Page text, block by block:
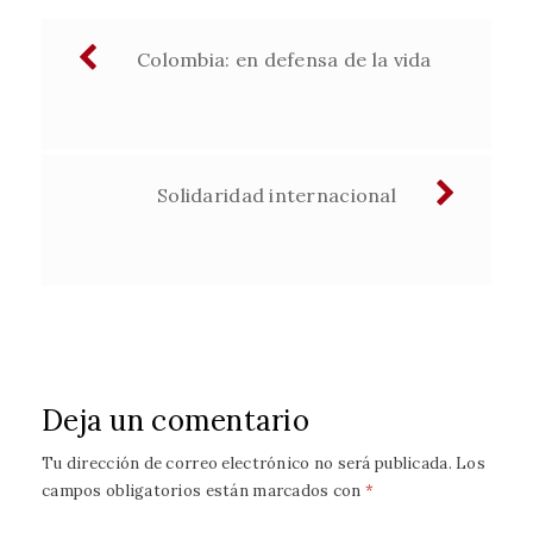
Navegación
Colombia: en defensa de la vida
Solidaridad internacional
Deja un comentario
Tu dirección de correo electrónico no será publicada. Los
campos obligatorios están marcados con *